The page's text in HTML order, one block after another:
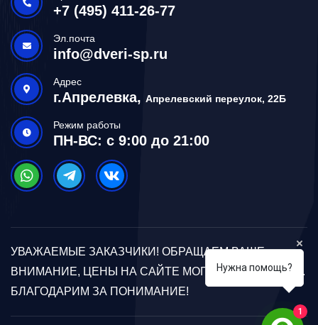
+7 (495) 411-26-77
Эл.почта
info@dveri-sp.ru
Адрес
г.Апрелевка, Апрелевский переулок, 22Б
Режим работы
ПН-ВС: с 9:00 до 21:00
УВАЖАЕМЫЕ ЗАКАЗЧИКИ! ОБРАЩАЕМ ВАШЕ
ВНИМАНИЕ, ЦЕНЫ НА САЙТЕ МОГУТ ОТЛИЧАТЬСЯ.
БЛАГОДАРИМ ЗА ПОНИМАНИЕ!
Нужна помощь?
1